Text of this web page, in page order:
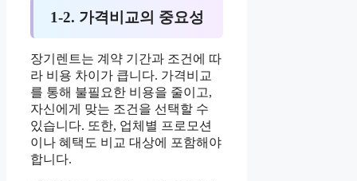
1-2. 가격비교의 중요성
장기렌트는 계약 기간과 조건에 따
라 비용 차이가 큽니다. 가격비교
를 통해 불필요한 비용을 줄이고,
자신에게 맞는 조건을 선택할 수
있습니다. 또한, 업체별 프로모션
이나 혜택도 비교 대상에 포함해야
합니다.